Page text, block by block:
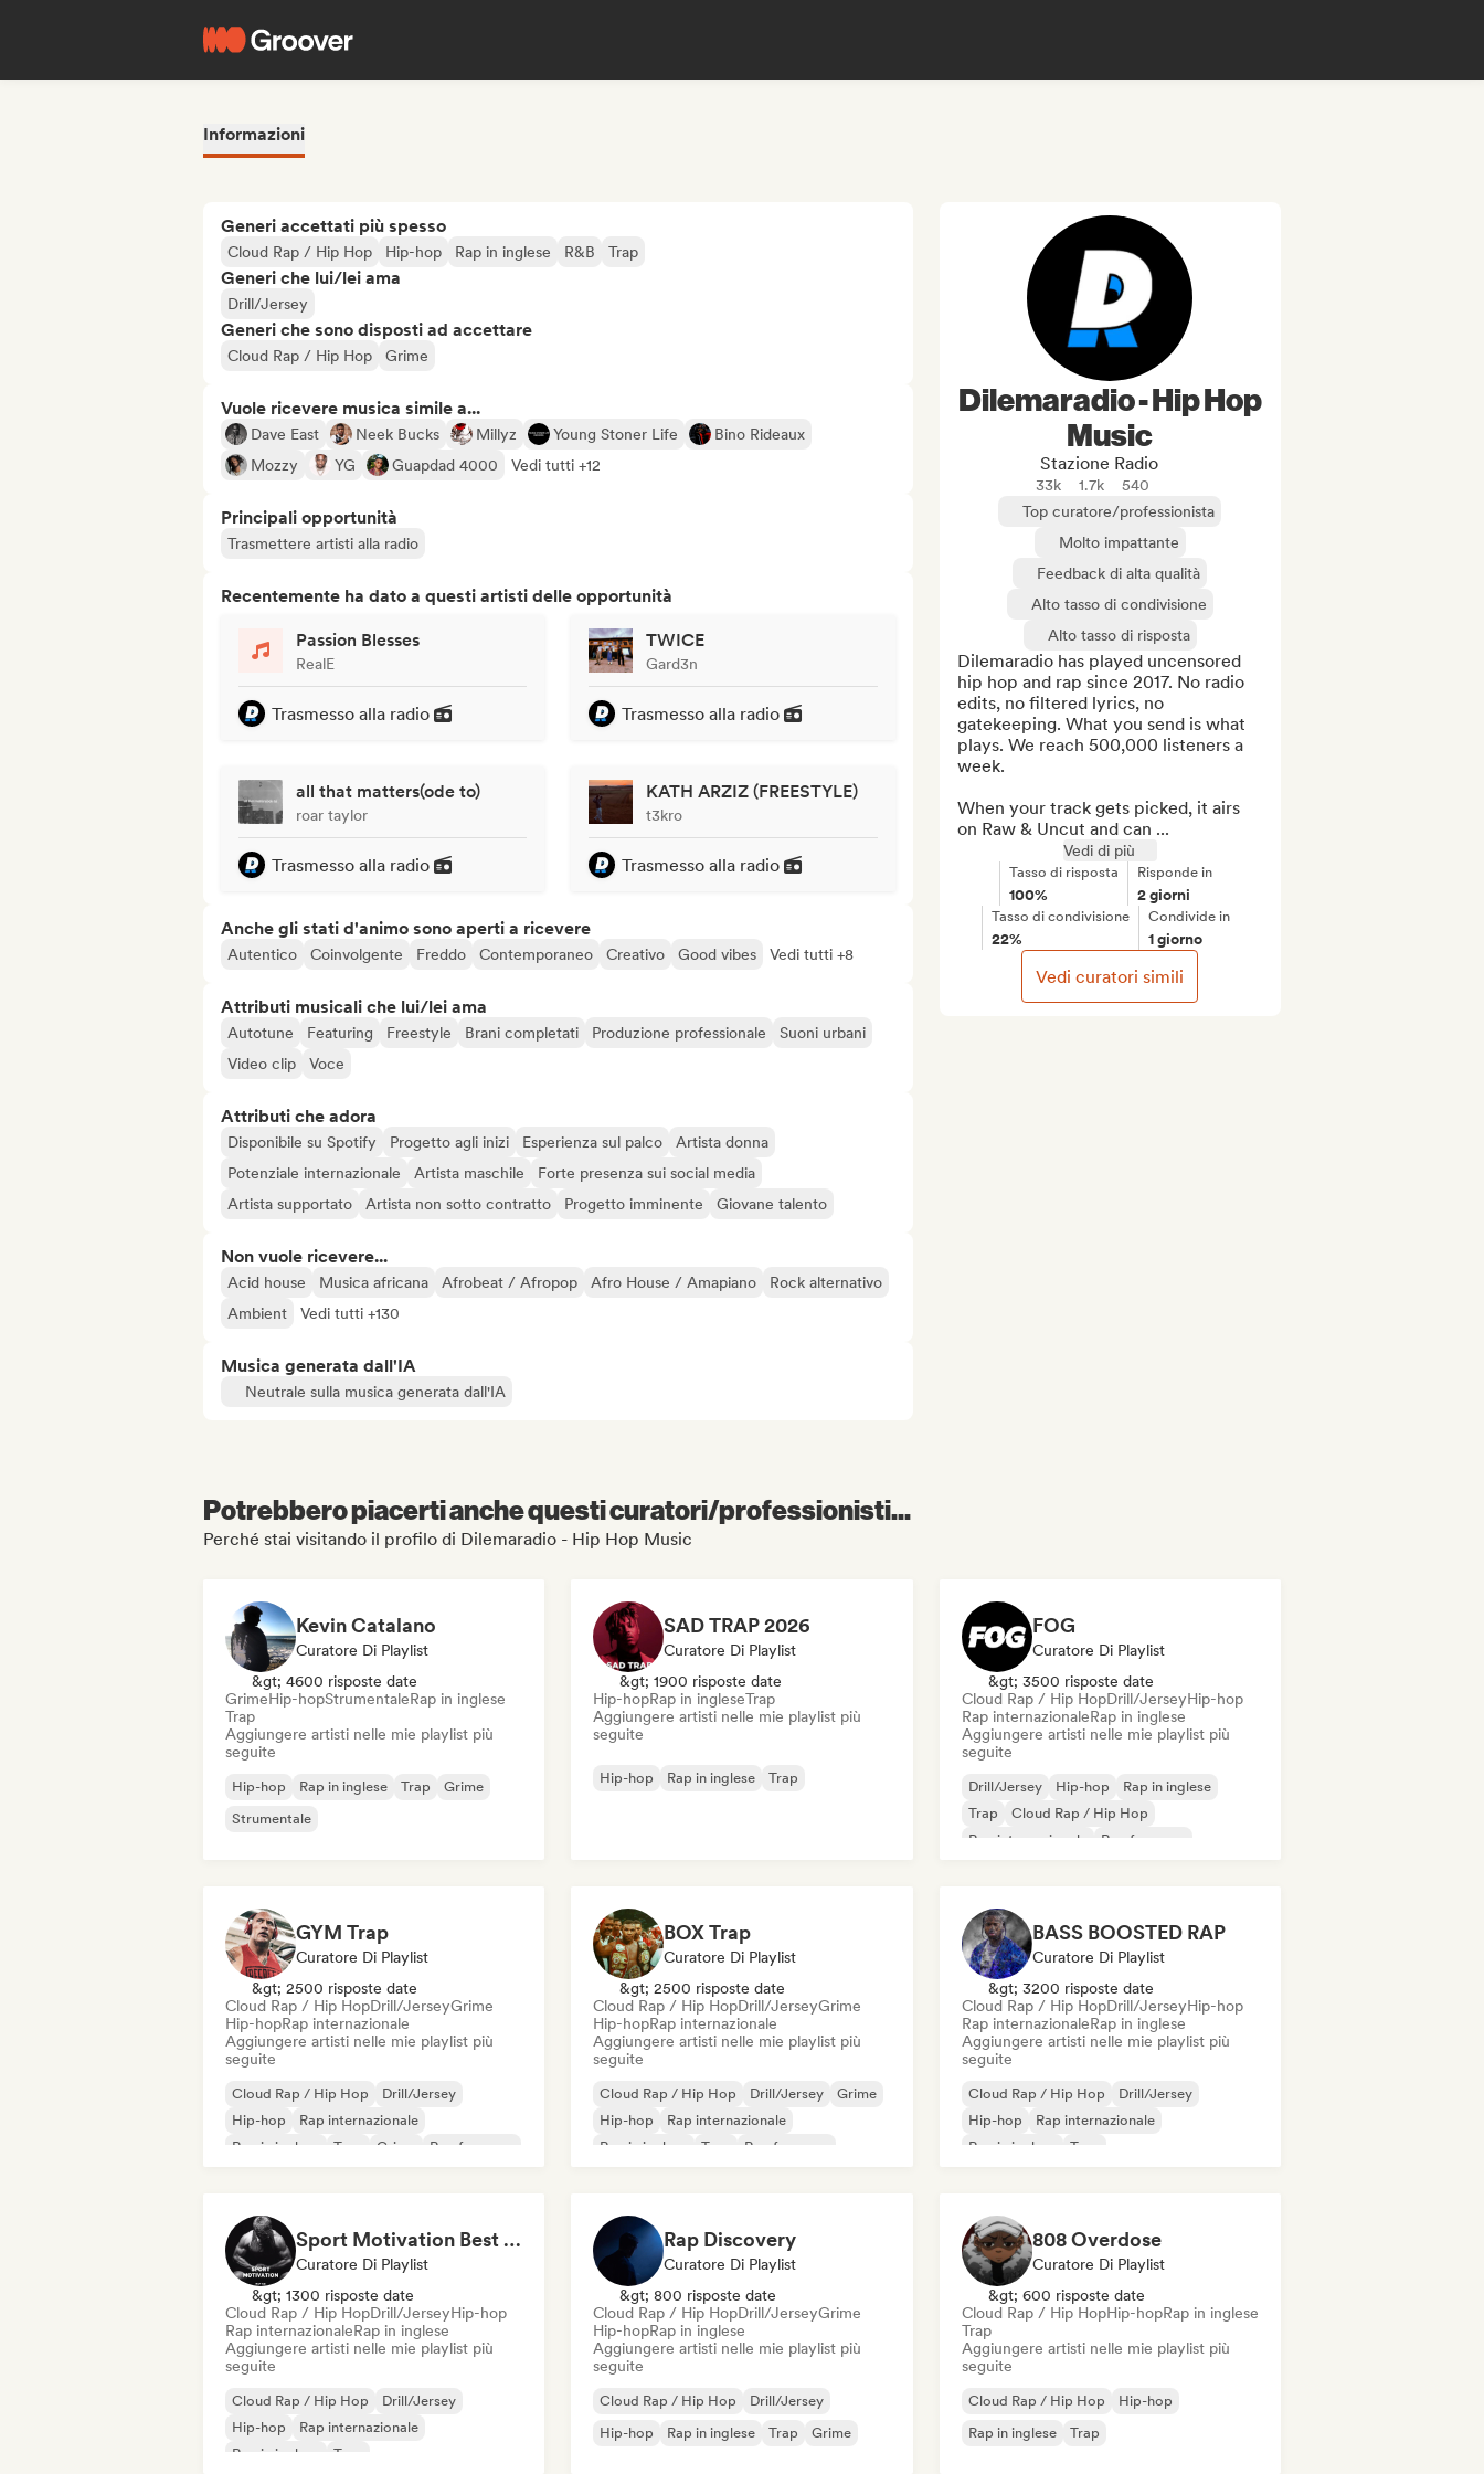
Informazioni
Generi accettati più spesso
Cloud Rap / Hip Hop Hip-hop Rap in inglese R&B Trap
Generi che lui/lei ama
Drill/Jersey
Generi che sono disposti ad accettare
Cloud Rap / Hip Hop Grime
Vuole ricevere musica simile a...
Dave East Neek Bucks Millyz Young Stoner Life
Bino Rideaux
Mozzy
YG Guapdad 4000 Vedi tutti +12
Principali opportunità
Trasmettere artisti alla radio
Recentemente ha dato a questi artisti delle opportunità
Passion Blesses
RealE
Trasmesso alla radio
TWICE
Gard3n
Trasmesso alla radio
all that matters(ode to)
roar taylor
Trasmesso alla radio
KATH ARZIZ (FREESTYLE)
t3kro
Trasmesso alla radio
Anche gli stati d'animo sono aperti a ricevere
Autentico Coinvolgente Freddo Contemporaneo Creativo Good vibes Vedi tutti +8
Attributi musicali che lui/lei ama
Autotune Featuring Freestyle Brani completati Produzione professionale
Suoni urbani
Video clip
Voce
Attributi che adora
Disponibile su Spotify Progetto agli inizi Esperienza sul palco
Artista donna
Potenziale internazionale
Artista maschile
Forte presenza sui social media
Artista supportato
Artista non sotto contratto Progetto imminente Giovane talento
Non vuole ricevere...
Acid house Musica africana Afrobeat / Afropop Afro House / Amapiano
Rock alternativo
Ambient
Vedi tutti +130
Musica generata dall'IA
Neutrale sulla musica generata dall'IA
Dilemaradio - Hip Hop
Music
Stazione Radio
33k 1.7k
540
Top curatore/professionista
Molto impattante
Feedback di alta qualità
Alto tasso di condivisione
Alto tasso di risposta
Dilemaradio has played uncensored
hip hop and rap since 2017. No radio
edits, no filtered lyrics, no
gatekeeping. What you send is what
plays. We reach 500,000 listeners a
week.
When your track gets picked, it airs
on Raw & Uncut and can ...
Vedi di più
Tasso di risposta
100%
Risponde in
2 giorni
Tasso di condivisione
22%
Condivide in
1 giorno
Vedi curatori simili
Potrebbero piacerti anche questi curatori/professionisti...
Perché stai visitando il profilo di Dilemaradio - Hip Hop Music
Kevin Catalano
Curatore Di Playlist
&gt; 4600 risposte date
GrimeHip-hopStrumentaleRap in inglese
Trap
Aggiungere artisti nelle mie playlist più
seguite
Hip-hop Rap in inglese Trap
Grime
Strumentale
SAD TRAP 2026
Curatore Di Playlist
&gt; 1900 risposte date
Hip-hopRap in ingleseTrap
Aggiungere artisti nelle mie playlist più
seguite
Hip-hop Rap in inglese Trap
FOG
Curatore Di Playlist
&gt; 3500 risposte date
Cloud Rap / Hip HopDrill/JerseyHip-hop
Rap internazionaleRap in inglese
Aggiungere artisti nelle mie playlist più
seguite
Drill/Jersey Hip-hop
Rap in inglese
Trap
Cloud Rap / Hip Hop
Rap internazionale
Rap francese
GYM Trap
Curatore Di Playlist
&gt; 2500 risposte date
Cloud Rap / Hip HopDrill/JerseyGrime
Hip-hopRap internazionale
Aggiungere artisti nelle mie playlist più
seguite
Cloud Rap / Hip Hop
Drill/Jersey
Hip-hop
Rap internazionale
Rap in inglese
Trap Grime Rap francese
BOX Trap
Curatore Di Playlist
&gt; 2500 risposte date
Cloud Rap / Hip HopDrill/JerseyGrime
Hip-hopRap internazionale
Aggiungere artisti nelle mie playlist più
seguite
Cloud Rap / Hip Hop Drill/Jersey
Grime
Hip-hop
Rap internazionale
Rap in inglese
Trap Rap francese
BASS BOOSTED RAP
Curatore Di Playlist
&gt; 3200 risposte date
Cloud Rap / Hip HopDrill/JerseyHip-hop
Rap internazionaleRap in inglese
Aggiungere artisti nelle mie playlist più
seguite
Cloud Rap / Hip Hop
Drill/Jersey
Hip-hop
Rap internazionale
Rap in inglese
Trap
Sport Motivation Best Performance (Uniside Digital)
Curatore Di Playlist
&gt; 1300 risposte date
Cloud Rap / Hip HopDrill/JerseyHip-hop
Rap internazionaleRap in inglese
Aggiungere artisti nelle mie playlist più
seguite
Cloud Rap / Hip Hop
Drill/Jersey
Hip-hop
Rap internazionale
Rap in inglese
Trap
Rap Discovery
Curatore Di Playlist
&gt; 800 risposte date
Cloud Rap / Hip HopDrill/JerseyGrime
Hip-hopRap in inglese
Aggiungere artisti nelle mie playlist più
seguite
Cloud Rap / Hip Hop
Drill/Jersey
Hip-hop
Rap in inglese Trap Grime
808 Overdose
Curatore Di Playlist
&gt; 600 risposte date
Cloud Rap / Hip HopHip-hopRap in inglese
Trap
Aggiungere artisti nelle mie playlist più
seguite
Cloud Rap / Hip Hop
Hip-hop
Rap in inglese
Trap